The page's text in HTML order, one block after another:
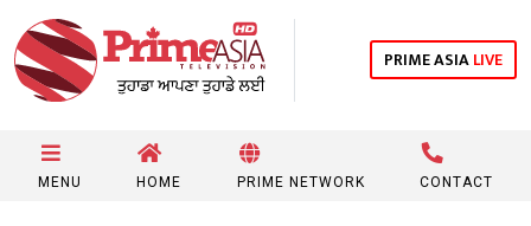
PRIME ASIALIVE
MENU HOME PRIME NETWORK CONTACT